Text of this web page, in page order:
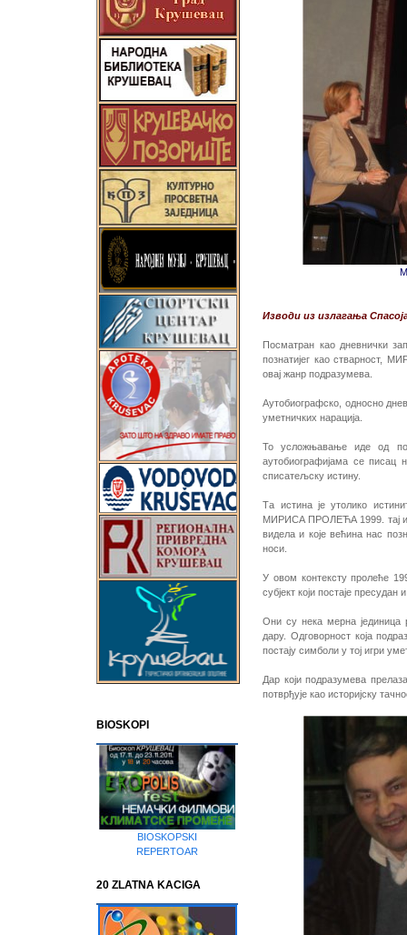
BIOSKOPI
BIOSKOPSKI
REPERTOAR
20 ZLATNA KACIGA
Изводи из излагања
Посматран као дневнички
познатијег као стварност,
овај жанр подразумева.
Аутобиографско, односно
уметничких нарација.
То усложњавање иде од
аутобиографијама се писац
списатељску истину.
Та истина је утолико
МИРИСА ПРОЛЕЋА 1999. тај
видела и које већина нас
носи.
У овом контексту пролеће
субјект који постаје
Они су нека мерна јединица
дару. Одговорност која
постају симболи у тој игри
Дар који подразумева
потврђује као историјску